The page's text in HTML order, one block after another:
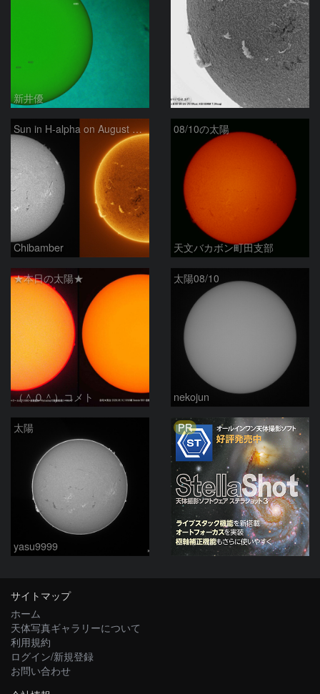
新井優 ta-o
Sun in H-alpha on August 10, 2026
Chibamber
08/10の太陽
天文バカボン町田支部
★本日の太陽★
（＾０＾）コメト
太陽08/10
nekojun
太陽
yasu9999
PR
サイトマップ
ホーム
天体写真ギャラリーについて
利用規約
ログイン/新規登録
お問い合わせ